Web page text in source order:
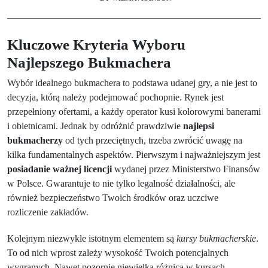
Kluczowe Kryteria Wyboru
Najlepszego Bukmachera
Wybór idealnego bukmachera to podstawa udanej gry, a nie jest to
decyzja, którą należy podejmować pochopnie. Rynek jest
przepełniony ofertami, a każdy operator kusi kolorowymi banerami
i obietnicami. Jednak by odróżnić prawdziwie najlepsi
bukmacherzy od tych przeciętnych, trzeba zwrócić uwagę na
kilka fundamentalnych aspektów. Pierwszym i najważniejszym jest
posiadanie ważnej licencji wydanej przez Ministerstwo Finansów
w Polsce. Gwarantuje to nie tylko legalność działalności, ale
również bezpieczeństwo Twoich środków oraz uczciwe
rozliczenie zakładów.
Kolejnym niezwykle istotnym elementem są kursy bukmacherskie.
To od nich wprost zależy wysokość Twoich potencjalnych